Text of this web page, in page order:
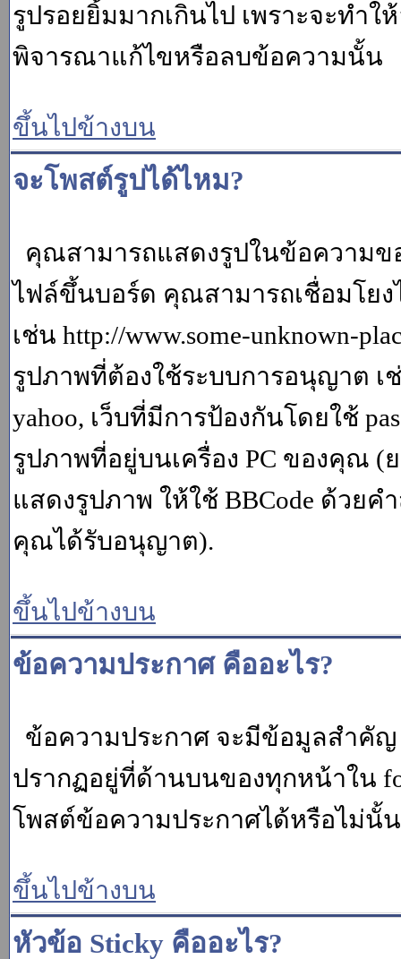
รูปรอยยิ้มมากเกินไป เพราะจะทำใ
พิจารณาแก้ไขหรือลบข้อความนั้น
ขึ้นไปข้างบน
จะโพสต์รูปได้ไหม?
คุณสามารถแสดงรูปในข้อความ
ไฟล์ขึ้นบอร์ด คุณสามารถเชื่อมโยง
เช่น http://www.some-unknown-
รูปภาพที่ต้องใช้ระบบการอนุญาต เ
yahoo, เว็บที่มีการป้องกันโดยใช้
รูปภาพที่อยู่บนเครื่อง PC ของคุณ (
แสดงรูปภาพ ให้ใช้ BBCode ด้วย
คุณได้รับอนุญาต).
ขึ้นไปข้างบน
ข้อความประกาศ คืออะไร?
ข้อความประกาศ จะมีข้อมูลสำคั
ปรากฏอยู่ที่ด้านบนของทุกหน้าใน
โพสต์ข้อความประกาศได้หรือไม่นั้
ขึ้นไปข้างบน
หัวข้อ Sticky คืออะไร?